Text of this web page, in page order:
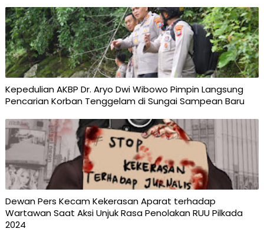
Kepedulian AKBP Dr. Aryo Dwi Wibowo Pimpin Langsung
Pencarian Korban Tenggelam di Sungai Sampean Baru
Dewan Pers Kecam Kekerasan Aparat terhadap
Wartawan Saat Aksi Unjuk Rasa Penolakan RUU Pilkada
2024